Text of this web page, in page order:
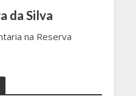
da Silva
na Reserva